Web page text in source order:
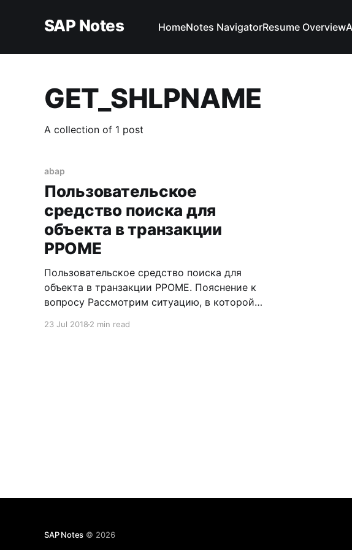
SAP Notes HomeNotes NavigatorResume Overview
GET_SHLPNAME
A collection of 1 post
abap
Пользовательское
средство поиска для
объекта в транзакции
PPOME
Пользовательское средство поиска для
объекта в транзакции PPOME. Пояснение к
вопросу Рассмотрим ситуацию, в которой
23 Jul 2018 2 min read
SAP Notes © 2026